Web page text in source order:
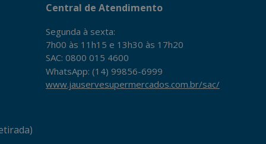
Central de Atendimento
Segunda à sexta:
7h00 às 11h15 e 13h30 às 17h20
SAC: 0800 015 4600
WhatsApp: (14) 99856-6999
www.jauservesupermercados.com.br/sac/